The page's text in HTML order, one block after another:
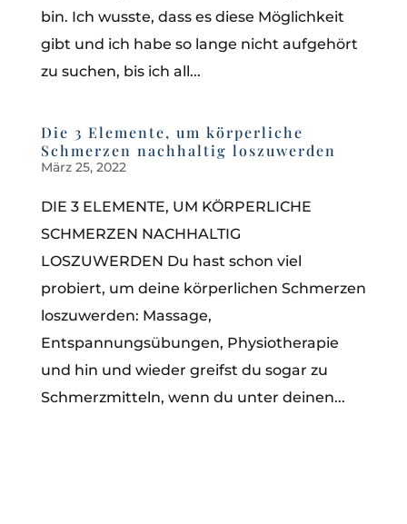
bin. Ich wusste, dass es diese Möglichkeit
gibt und ich habe so lange nicht aufgehört
zu suchen, bis ich all...
Die 3 Elemente, um körperliche
Schmerzen nachhaltig loszuwerden
März 25, 2022
DIE 3 ELEMENTE, UM KÖRPERLICHE
SCHMERZEN NACHHALTIG
LOSZUWERDEN Du hast schon viel
probiert, um deine körperlichen Schmerzen
loszuwerden: Massage,
Entspannungsübungen, Physiotherapie
und hin und wieder greifst du sogar zu
Schmerzmitteln, wenn du unter deinen...